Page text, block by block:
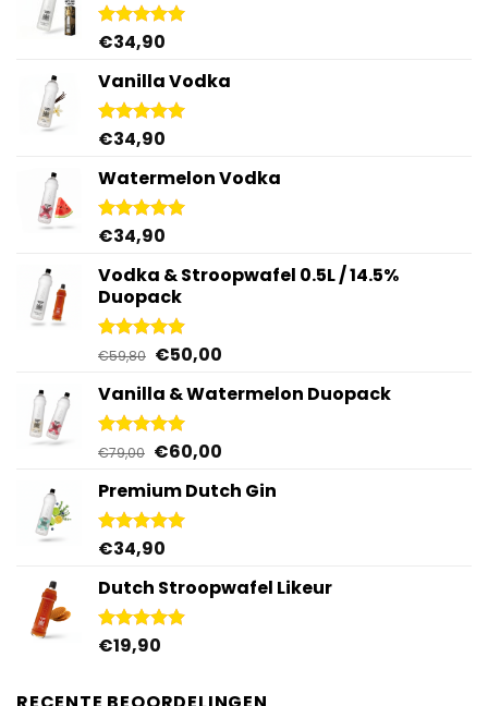
Gewaardeerd
€34,90
Vanilla Vodka
Gewaardeerd
€34,90
Watermelon Vodka
Gewaardeerd
€34,90
Vodka & Stroopwafel 0.5L / 14.5%
Duopack
Gewaardeerd
€59,80 Oorspronkelijke
was:
€59,80.
€50,00Huidige
is:
Vanilla & Watermelon Duopack
Gewaardeerd
€79,00 Oorspronkelijke
was:
€79,00.
€60,00Huidige
is:
Premium Dutch Gin
Gewaardeerd
€34,90
Dutch Stroopwafel Likeur
Gewaardeerd
€19,90